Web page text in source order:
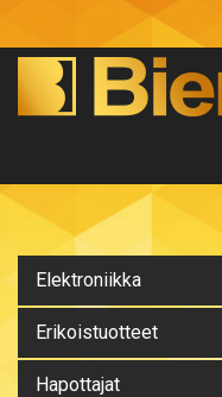
Elektroniikka
Erikoistuotteet
Hapottajat